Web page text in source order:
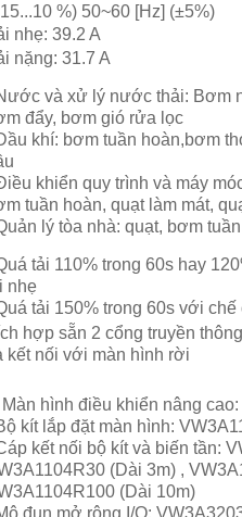
%) 50~60 [Hz] (±5%)
nhẹ: 39.2 A
nặng: 31.7 A
và xử lý nước thải: Bơm
đẩy, bơm gió rửa lọc
khí: bơm tuần hoàn,bơm
khiển quy trình và máy
tuần hoàn, quạt làm mát,
lý tòa nhà: quạt, bơm
tải 110% trong 60s hay
nhẹ
tải 150% trong 60s với chế
hợp sẵn 2 cổng truyền
kết nối với màn hình rời
Màn hình điều khiển nâng
kít lắp đặt màn hình:
kết nối bộ kít và biến tần:
(Dài 3m) ,
(Dài 10m)
đun mở rộng I/O: